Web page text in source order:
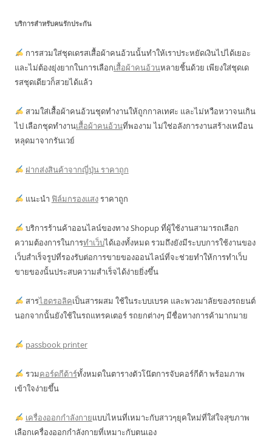
บริการสำหรับคนรักประกัน
การสวมใส่ชุดเดรสเสื้อผ้าคนอ้วนนั้นทำให้เราประหยัดเงินไปได้เยอะ
และไม่ต้องยุ่งยากในการเลือกเสื้อผ้าคนอ้วนหลายชิ้นด้วย เพียงใส่ชุดเด
รสชุดเดียวก็สวยได้แล้ว
สวมใส่เสื้อผ้าคนอ้วนชุดทำงานให้ถูกกาลเทศะ และไม่หวือหวาจนเกิน
ไป เลือกชุดทำงานเสื้อผ้าคนอ้วนที่พองาม ไม่ใช่อลังการงานสร้างเหมือน
หลุดมาจากรันเวย์
ฝากส่งสินค้าจากญี่ปุ่น ราคาถูก
แนะนำ ฟิล์มกรองแสงราคาถูก
บริการร้านค้าออนไลน์ของทาง Shopup ที่ผู้ใช้งานสามารถเลือก
ความต้องการในการทำเว็บได้เองทั้งหมด รวมถึงยังมีระบบการใช้งานของ
เว็บสำเร็จรูปที่รองรับต่อการขายของออนไลน์ที่จะช่วยทำให้การทำเว็บ
ขายของนั้นประสบความสำเร็จได้ง่ายยิ่งขึ้น
สารไฮดรอลิคเป็นสารผสม ใช้ในระบบเบรค และพวงมาลัยของรถยนต์
นอกจากนั้นยังใช้ในรถแทรคเตอร์ รถยกต่างๆ มีชื่อทางการค้ามากมาย
passbook printer
รวมคอร์ดกีต้าร์ทั้งหมดในตารางตัวโน๊ตการจับคอร์กีต้า พร้อมภาพ
เข้าใจง่ายขึ้น
เครื่องออกกำลังกายแบบไหนที่เหมาะกับสาวๆยุคใหม่ที่ใส่ใจสุขภาพ
เลือกเครื่องออกกำลังกายที่เหมาะกับตนเอง